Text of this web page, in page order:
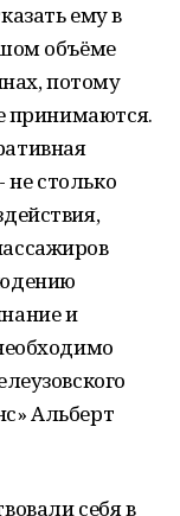
ему в
объёме
потому
принимаются.
не столько
и
Альберт
себя в